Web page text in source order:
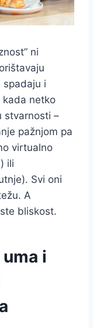
ni
spadaju i
kada netko
stvarnosti –
pažnjom pa
virtualno
ili
Svi oni
A
bliskost.
i